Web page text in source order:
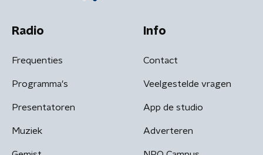
Radio
Frequenties
Programma's
Presentatoren
Muziek
Info
Contact
Veelgestelde vragen
App de studio
Adverteren